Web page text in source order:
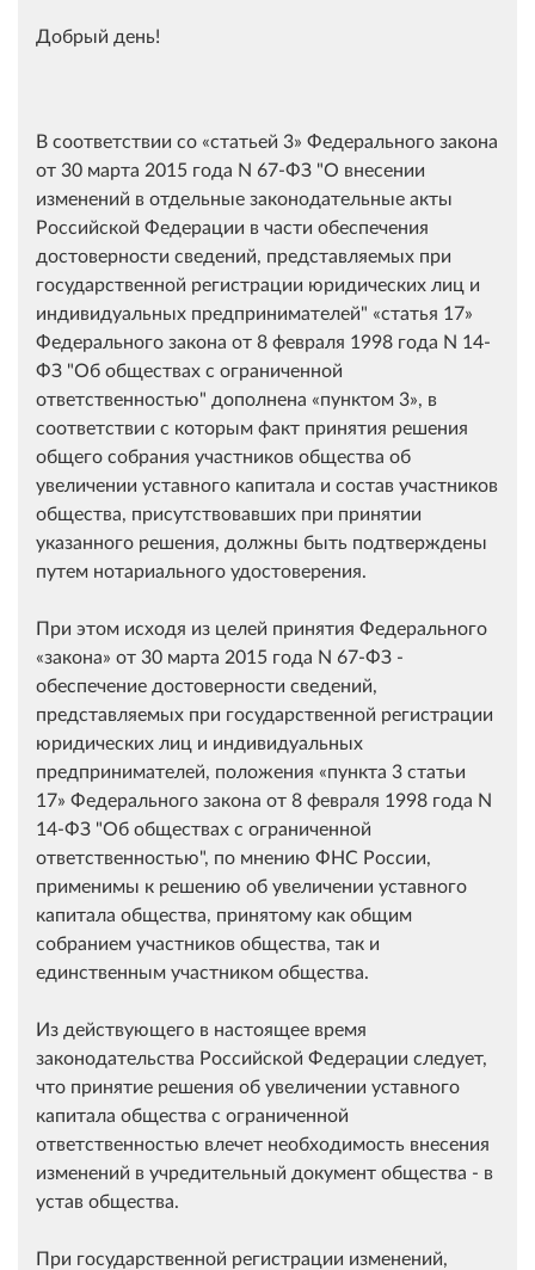
Добрый день!
В соответствии со статьей 3 Федерального закона
от 30 марта 2015 года N 67-ФЗ "О внесении
изменений в отдельные законодательные акты
Российской Федерации в части обеспечения
достоверности сведений, представляемых при
государственной регистрации юридических лиц и
индивидуальных предпринимателей"
статья 17
Федерального закона от 8 февраля 1998 года N 14-
ФЗ "Об обществах с ограниченной
ответственностью" дополнена
пунктом 3 , в
соответствии с которым факт принятия решения
общего собрания участников общества об
увеличении уставного капитала и состав участников
общества, присутствовавших при принятии
указанного решения, должны быть подтверждены
путем нотариального удостоверения.
При этом исходя из целей принятия Федерального
закона
от 30 марта 2015 года N 67-ФЗ -
обеспечение достоверности сведений,
представляемых при государственной регистрации
юридических лиц и индивидуальных
предпринимателей, положения
пункта 3 статьи
17 Федерального закона от 8 февраля 1998 года N
14-ФЗ "Об обществах с ограниченной
ответственностью", по мнению ФНС России,
применимы к решению об увеличении уставного
капитала общества, принятому как общим
собранием участников общества, так и
единственным участником общества.
Из действующего в настоящее время
законодательства Российской Федерации следует,
что принятие решения об увеличении уставного
капитала общества с ограниченной
ответственностью влечет необходимость внесения
изменений в учредительный документ общества - в
устав общества.
При государственной регистрации изменений,